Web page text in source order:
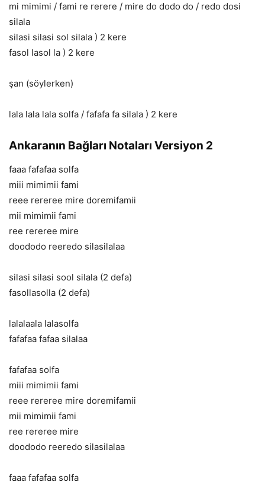
mi mimimi / fami re rerere / mire do dodo do / redo dosi
silala
silasi silasi sol silala ) 2 kere
fasol lasol la ) 2 kere
şan (söylerken)
lala lala lala solfa / fafafa fa silala ) 2 kere
Ankaranın Bağları Notaları Versiyon 2
faaa fafafaa solfa
miii mimimii fami
reee rereree mire doremifamii
mii mimimii fami
ree rereree mire
doododo reeredo silasilalaa
silasi silasi sool silala (2 defa)
fasollasolla (2 defa)
lalalaala lalasolfa
fafafaa fafaa silalaa
fafafaa solfa
miii mimimii fami
reee rereree mire doremifamii
mii mimimii fami
ree rereree mire
doododo reeredo silasilalaa
faaa fafafaa solfa